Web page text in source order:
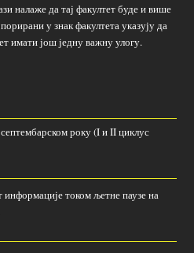
налаже да тај факултет буде и више
у знак факултета указују да
имати још једну важну улогу.
року (I и II циклус
информације током љетне паузе на